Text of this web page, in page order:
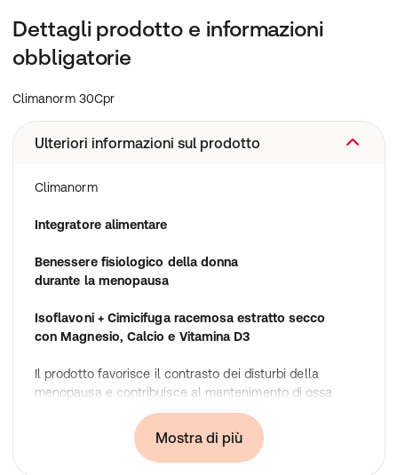
Dettagli prodotto e informazioni
obbligatorie
Climanorm 30Cpr
Ulteriori informazioni sul prodotto
Climanorm
Integratore alimentare
Benessere fisiologico della donna
durante la menopausa
Isoflavoni + Cimicifuga racemosa estratto secco
con Magnesio, Calcio e Vitamina D3
Il prodotto favorisce il contrasto dei disturbi della
menopausa e contribuisce al mantenimento di ossa
Calcio carbonato, magnesio carbonato, estratto di semi
Mostra di più